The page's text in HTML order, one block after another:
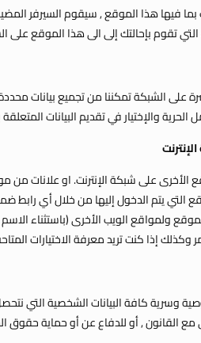
تقوم بإحالتك إلى الى هذا الموقع على
على الشبكة تمكننا من تجميع بيانات
والإختيار في تقديم البيانات المتعلقة
الأخرى على شبكة الإنترنت. او علانات
التي يتم الدخول إليها من خلال أي
ولمواقع الويب الأخرى (باستثناء
إذا كنت تريد معرفة الاختيارات
كافة البيانات الشخصية التي
القانون , أو للدفاع عن أو حماية حقوق